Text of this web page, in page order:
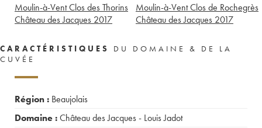
Moulin-à-Vent Clos des Thorins
Château des Jacques 2017
Moulin-à-Vent Clos de Rochegrès
Château des Jacques 2017
CARACTÉRISTIQUES
DU DOMAINE & DE LA
CUVÉE
Région : Beaujolais
Domaine :Château des Jacques - Louis Jadot